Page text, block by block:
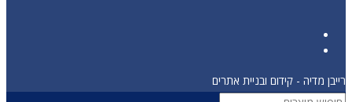
רייבן מדיה - קידום ובניית אתרים